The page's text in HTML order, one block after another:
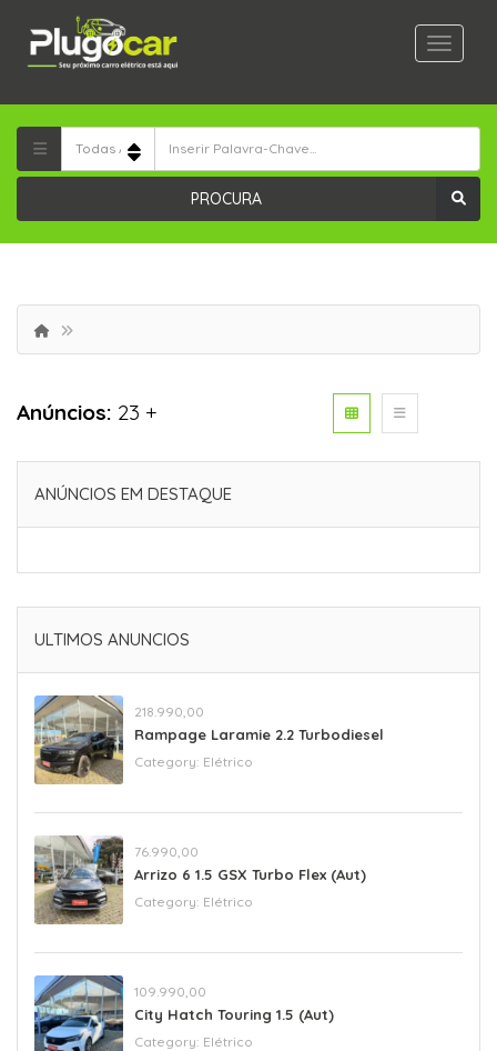
PROCURA
Anúncios: 23 +
ANÚNCIOS EM DESTAQUE
ULTIMOS ANUNCIOS
218.990,00
Rampage Laramie 2.2 Turbodiesel
Category: Elétrico
76.990,00
Arrizo 6 1.5 GSX Turbo Flex (Aut)
Category: Elétrico
109.990,00
City Hatch Touring 1.5 (Aut)
Category: Elétrico